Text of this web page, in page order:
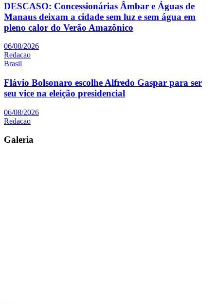
DESCASO: Concessionárias Âmbar e Águas de
Manaus deixam a cidade sem luz e sem água em
pleno calor do Verão Amazônico
06/08/2026
Redacao
Brasil
Flávio Bolsonaro escolhe Alfredo Gaspar para ser
seu vice na eleição presidencial
06/08/2026
Redacao
Galeria